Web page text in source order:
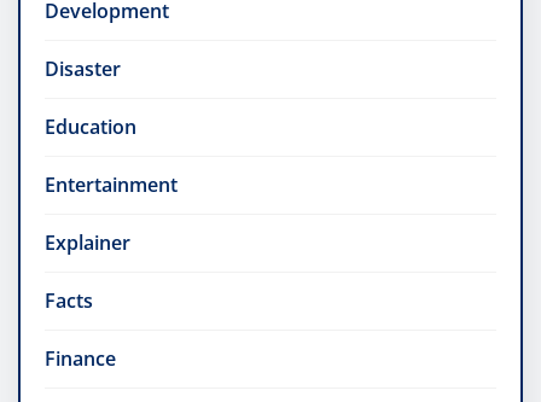
Development
Disaster
Education
Entertainment
Explainer
Facts
Finance